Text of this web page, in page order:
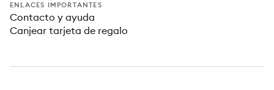
ENLACES IMPORTANTES
Contacto y ayuda
Canjear tarjeta de regalo